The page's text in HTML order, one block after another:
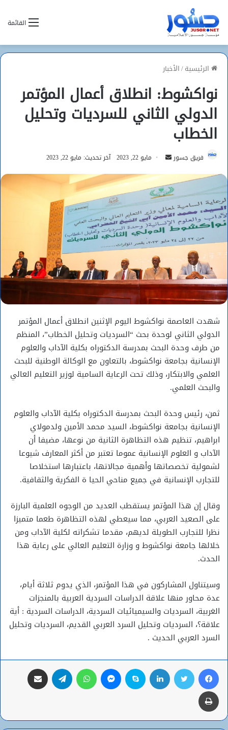
القائمة
الرئيسية/الأخبار
نواكشوط: انطلاق أعمال المؤتمر
الدولي الثاني للسرديات وتحليل
الخطاب
فريق جسور
أرسل
إلكترونيا
مايو 22, 2023 آخر تحديث: مايو 22, 2023
شهدت العاصمة نواكشوط اليوم الإثنين انطلاق أعمال المؤتمر
الدولي الثاني لوحدة بحث “السرديات وتحليل الخطاب”، المنظم
من طرف وحدة البحث بمدرسة الدكتوراه بكلية الآداب والعلوم
الإنسانية بجامعة نواكشوط، بالتعاون مع الوكالة الوطنية للبحث
العلمي والابتكار، وذلك تحت الرعاية السامية لوزير التعليم العالي
والبحث العلمي.
ثمن، رئيس وحدة البحث بمدرسة الدكتوراه بكلية الآداب والعلوم
الإنسانية بجامعة نواكشوط، السيد محمد الأمين ولدمولاي
ابراهيم، تنظيم هذه التظاهرة الثانية من نوعها، مضيفا أن
الآداب و العلوم الإنسانية عموما تعتبر من أكثر المعارف شيوعا
لشمولية تخصصاتها وأهمية مجالاتها، باعتبارها استخلاصا
للتجارب الإنسانية في جميع مناحي الحيا ة الفكرية والثقافية.
وقال إن هذا المؤتمر يستقطب العديد من الوجوه العلمية البارزة
على الصعيد العربي، مما سيعطي لهذه التظاهرة طعما متميزا
نظرا للتجارب الطويلة لديهم، مقدما تشكراته لكلية الآداب ومن
خلالها جامعة نواكشوط و وزارة التعليم العالي على رعاية هذا
الحدث.
وسيتناول المشاركون في هذا المؤتمر، الذي يدوم ثلاثة أيام،
عدة محاور منها علاقة الدراسات السردية العربية بالمنجزات
الغربية، السرديات والسيميائيات السردية، الدراسات السردية : أية
علاقة؟، السرديات وتحليل السرد العربي القديم، السرديات وتحليل
السرد العربي الحديث .
فيسبوك تويتر لينكدإن سكايب ماسنجر واتساب تيلقرام
طباعة